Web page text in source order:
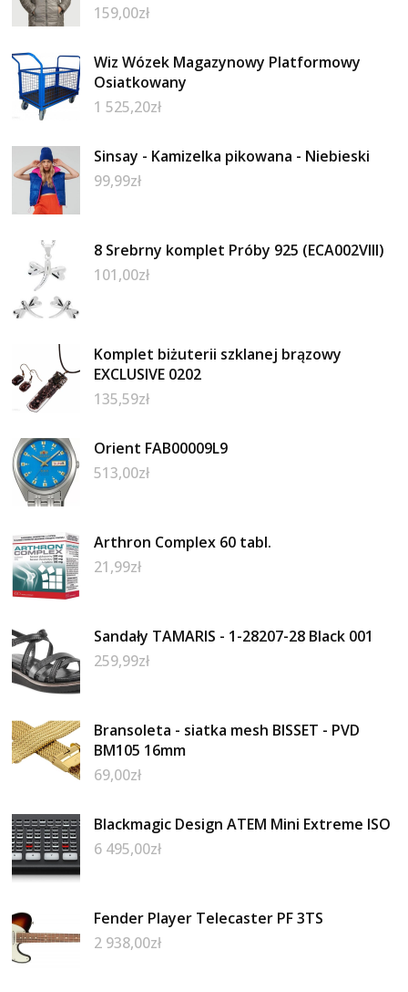
159,00zł
Wiz Wózek Magazynowy Platformowy
Osiatkowany
1 525,20zł
Sinsay - Kamizelka pikowana - Niebieski
99,99zł
8 Srebrny komplet Próby 925 (ECA002VIII)
101,00zł
Komplet biżuterii szklanej brązowy
EXCLUSIVE 0202
135,59zł
Orient FAB00009L9
513,00zł
Arthron Complex 60 tabl.
21,99zł
Sandały TAMARIS - 1-28207-28 Black 001
259,99zł
Bransoleta - siatka mesh BISSET - PVD
BM105 16mm
69,00zł
Blackmagic Design ATEM Mini Extreme ISO
6 495,00zł
Fender Player Telecaster PF 3TS
2 938,00zł